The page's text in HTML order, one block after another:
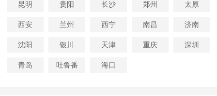
昆明 贵阳 长沙 郑州 太原
西安 兰州 西宁 南昌 济南
沈阳 银川 天津 重庆 深圳
青岛 吐鲁番 海口